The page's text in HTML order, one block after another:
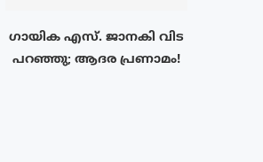
ഗായിക എസ്. ജാനകി വിട
പറഞ്ഞു; ആദര പ്രണാമം!